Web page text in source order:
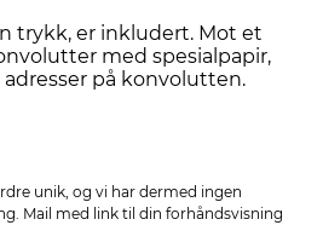
trykk, er inkludert. Mot et
med spesialpapir,
på konvolutten.
unik, og vi har dermed ingen
Mail med link til din forhåndsvisning